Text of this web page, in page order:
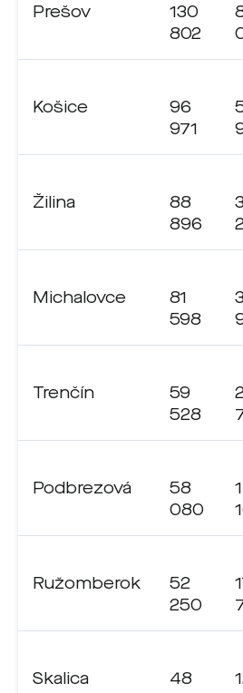
Prešov
130
802
Košice
96
971
Žilina
88
896
Michalovce
81
598
Trenčín
59
528
Podbrezová
58
080
Ružomberok
52
250
Skalica
48